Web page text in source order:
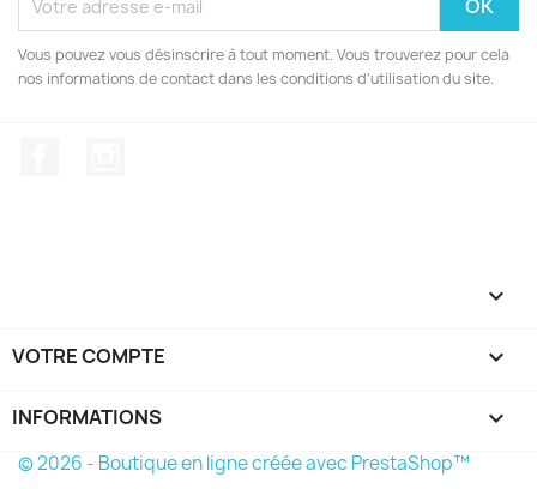
Vous pouvez vous désinscrire à tout moment. Vous trouverez pour cela
nos informations de contact dans les conditions d'utilisation du site.

VOTRE COMPTE 
INFORMATIONS keyboard_arrow_down
© 2026 - Boutique en ligne créée avec PrestaShop™